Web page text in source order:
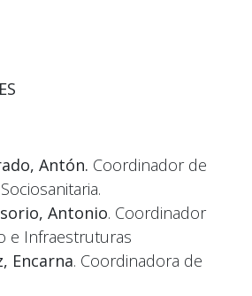
Antón. Coordinador de
Antonio. Coordinador
e Infraestruturas
Encarna. Coordinadora de